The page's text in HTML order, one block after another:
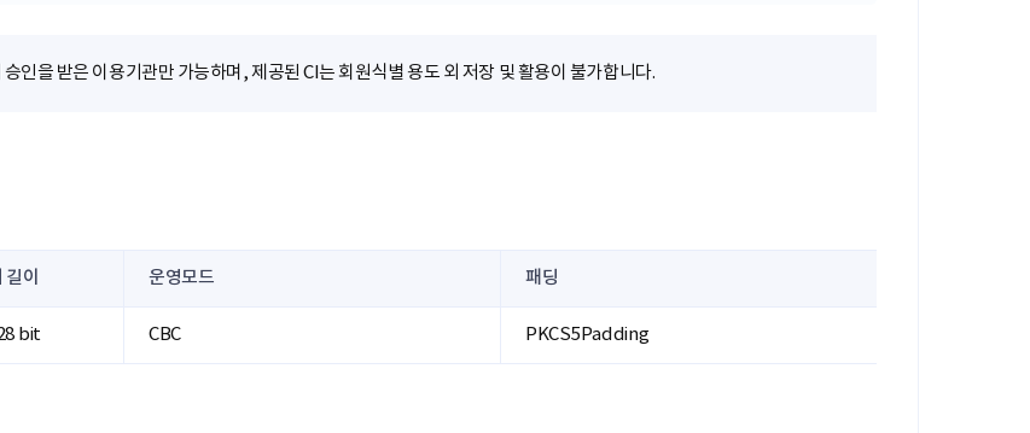
인을 받은 이용기관만 가능하며, 제공된 CI는 회원식별 용도 외 저장 및 활용이 불가합니다.
길이 운영모드 패딩
bit CBC PKCS5Padding